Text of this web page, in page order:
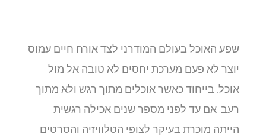
שפע האוכל בעולם המודרני לצד אורח חיים עמוס
יוצר לא פעם מערכת יחסים לא טובה אל מול
אוכל, בייחוד כאשר אוכלים מתוך רגש ולא מתוך
רעב. אם עד לפני מספר שנים אכילה רגשית
הייתה מוכרת בעיקר לצופי הטלוויזיה והסרטים